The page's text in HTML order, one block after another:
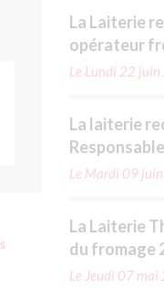
La Laiterie
opérateur
Le Lundi 22
La laiterie
Le Mardi 09
La Laiterie
du fromage
Le Jeudi 07